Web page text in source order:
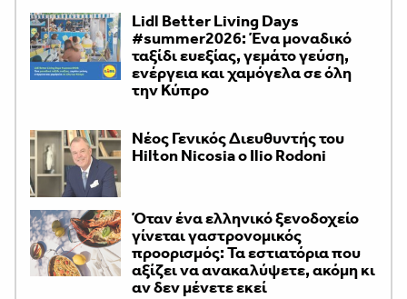
Lidl Better Living Days
#summer2026: Ένα μοναδικό
ταξίδι ευεξίας, γεμάτο γεύση,
ενέργεια και χαμόγελα σε όλη
την Κύπρο
Νέος Γενικός Διευθυντής του
Hilton Nicosia ο Ilio Rodoni
Όταν ένα ελληνικό ξενοδοχείο
γίνεται γαστρονομικός
προορισμός: Τα εστιατόρια που
αξίζει να ανακαλύψετε, ακόμη κι
αν δεν μένετε εκεί